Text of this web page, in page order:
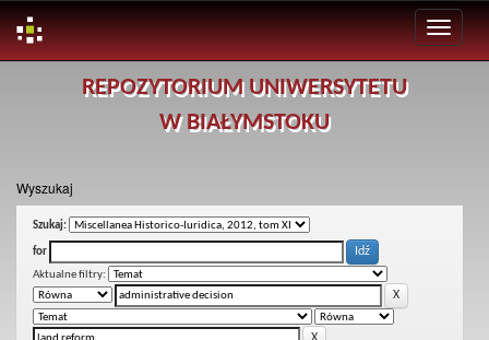
REPOZYTORIUM UNIWERSYTETU
W BIAŁYMSTOKU
Wyszukaj
Szukaj:
for
Aktualne filtry: